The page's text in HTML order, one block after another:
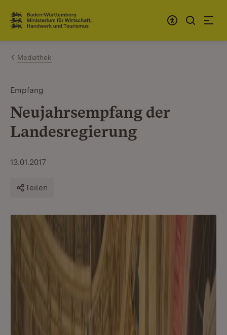
Zum Inhalt springen
Link zur Startseite
Mediathek
Empfang
Neujahrsempfang der
Landesregierung
13.01.2017
Teilen